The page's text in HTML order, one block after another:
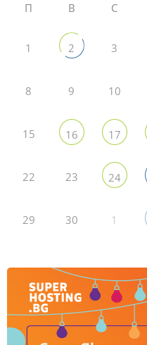
П В С
1 2 3
8 9 10
15 16 17
22 23 24
29 30 1